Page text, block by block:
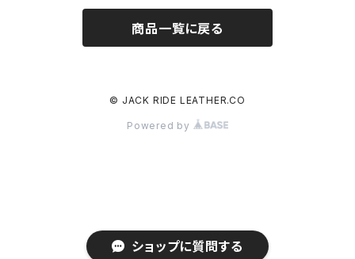
ショップに質問する
商品一覧に戻る
© JACK RIDE LEATHER.CO
Powered by